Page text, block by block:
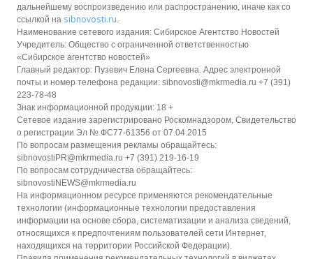
дальнейшему воспроизведению или распространению, иначе как со
ссылкой на sibnovosti.ru
Наименование сетевого издания: Сибирское Агентство Новостей
Учредитель: Общество с ограниченной ответственностью
«Сибирское агентство новостей»
Главный редактор: Пузевич Елена Сергеевна. Адрес электронной
почты и номер телефона редакции: sibnovosti@mkrmedia.ru +7 (391)
223-78-48
Знак информационной продукции: 18 +
Сетевое издание зарегистрировано Роскомнадзором, Свидетельство
о регистрации Эл № ФС77-61356 от 07.04.2015
По вопросам размещения рекламы обращайтесь:
sibnovostiPR@mkrmedia.ru +7 (391) 219-16-19
По вопросам сотрудничества обращайтесь:
sibnovostiNEWS@mkrmedia.ru
На информационном ресурсе применяются рекомендательные
технологии (информационные технологии предоставления
информации на основе сбора, систематизации и анализа сведений,
относящихся к предпочтениям пользователей сети Интернет,
находящихся на территории Российской Федерации).